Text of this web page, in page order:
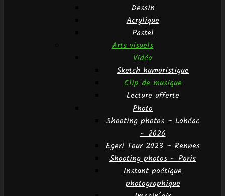
Dessin
Acrylique
Pastel
Arts visuels
Vidéo
Sketch humoristique
Clip de musique
Lecture offerte
Photo
Shooting photos – Lohéac
– 2026
Egeri Tour 2023 – Rennes
Shooting photos – Paris
Instant poétique
photographique